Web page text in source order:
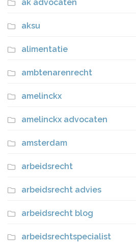
ak advocaten
aksu
alimentatie
ambtenarenrecht
amelinckx
amelinckx advocaten
amsterdam
arbeidsrecht
arbeidsrecht advies
arbeidsrecht blog
arbeidsrechtspecialist